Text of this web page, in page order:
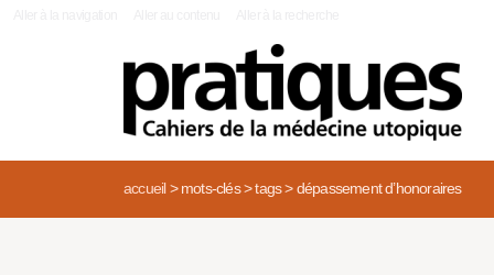
accueil> mots-clés> tags> dépassement d’honoraires